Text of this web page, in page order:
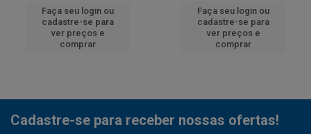
Faça seu login ou
cadastre-se para
ver preços e
comprar
Faça seu login ou
cadastre-se para
ver preços e
comprar
Cadastre-se para receber nossas ofertas!